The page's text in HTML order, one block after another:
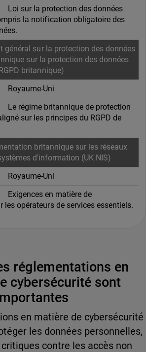
Loi sur la protection des données
la notification obligatoire des
général sur la protection des données
sur la protection des données
britannique)
Royaume-Uni
Le régime britannique de protection
sur les principes du RGPD de
britannique sur les réseaux
d'information (UK NIS)
Royaume-Uni
Exigences en matière de
les opérateurs de services essentiels.
réglementations en
cybersécurité sont
en matière de cybersécurité
les données personnelles,
contre les accès non